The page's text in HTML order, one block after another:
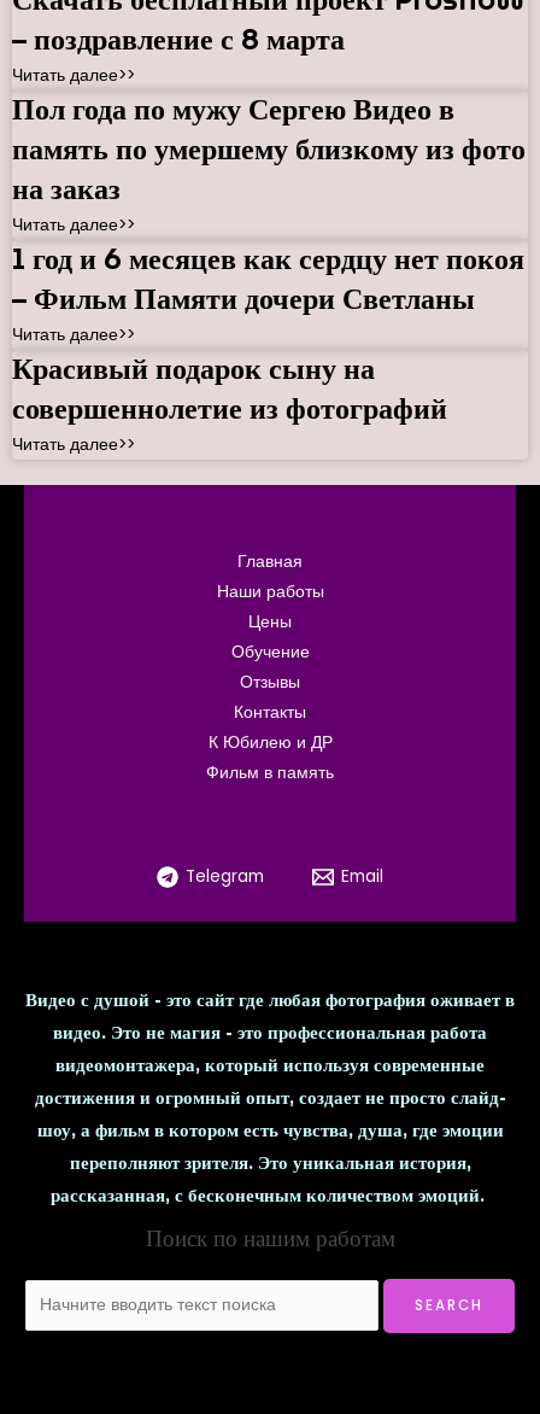
– поздравление с 8 марта
Читать далее>>
Пол года по мужу Сергею Видео в
память по умершему близкому из фото
на заказ
Читать далее>>
1 год и 6 месяцев как сердцу нет покоя
– Фильм Памяти дочери Светланы
Читать далее>>
Красивый подарок сыну на
совершеннолетие из фотографий
Читать далее>>
Главная
Наши работы
Цены
Обучение
Отзывы
Контакты
К Юбилею и ДР
Фильм в память
Telegram Email
Видео с душой - это сайт где любая фотография оживает в
видео. Это не магия - это профессиональная работа
видеомонтажера, который используя современные
достижения и огромный опыт, создает не просто слайд-
шоу, а фильм в котором есть чувства, душа, где эмоции
переполняют зрителя. Это уникальная история,
рассказанная, с бесконечным количеством эмоций.
Поиск по нашим работам